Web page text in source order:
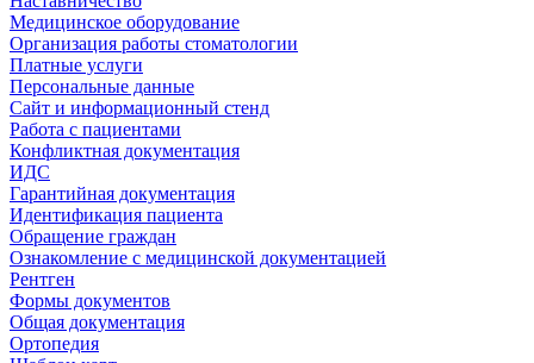
Медицинское оборудование
Организация работы стоматологии
Платные услуги
Персональные данные
Сайт и информационный стенд
Работа с пациентами
Конфликтная документация
ИДС
Гарантийная документация
Идентификация пациента
Обращение граждан
Ознакомление с медицинской документацией
Рентген
Формы документов
Общая документация
Ортопедия